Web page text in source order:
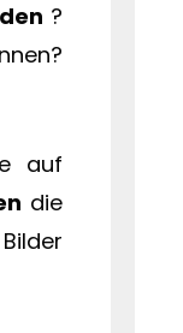
?
auf
die